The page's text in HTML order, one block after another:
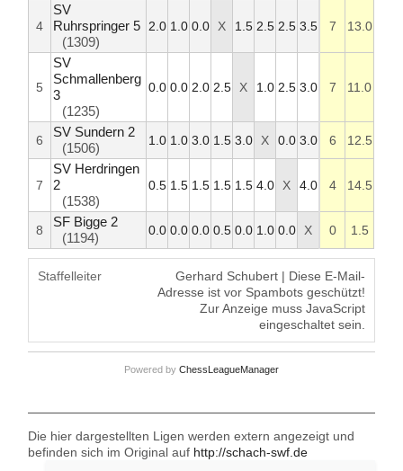
4
SV
Ruhrspringer 5
(1309)
2.0 1.0 0.0 X 1.5 2.5 2.5 3.5 7 13.0
5
SV
Schmallenberg
3
(1235)
0.0 0.0 2.0 2.5 X 1.0 2.5 3.0 7 11.0
6
SV Sundern 2
(1506)
1.0 1.0 3.0 1.5 3.0 X 0.0 3.0 6 12.5
7
SV Herdringen
2
(1538)
0.5 1.5 1.5 1.5 1.5 4.0 X 4.0 4 14.5
8
SF Bigge 2
(1194)
0.0 0.0 0.0 0.5 0.0 1.0 0.0 X 0 1.5
Staffelleiter Gerhard Schubert | Diese E-Mail-
Adresse ist vor Spambots geschützt!
Zur Anzeige muss JavaScript
eingeschaltet sein.
Powered by ChessLeagueManager
Die hier dargestellten Ligen werden extern angezeigt und
befinden sich im Original auf http://schach-swf.de